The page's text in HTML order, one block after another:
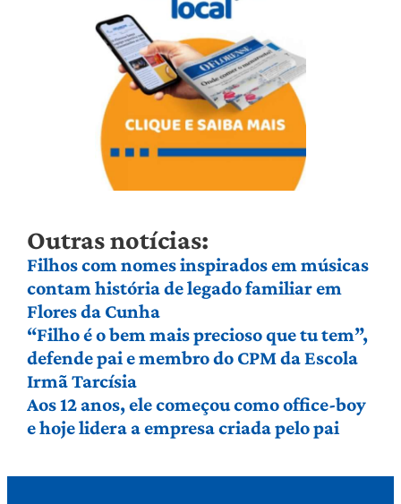
Outras notícias:
Filhos com nomes inspirados em músicas
contam história de legado familiar em
Flores da Cunha
“Filho é o bem mais precioso que tu tem”,
defende pai e membro do CPM da Escola
Irmã Tarcísia
Aos 12 anos, ele começou como office-boy
e hoje lidera a empresa criada pelo pai